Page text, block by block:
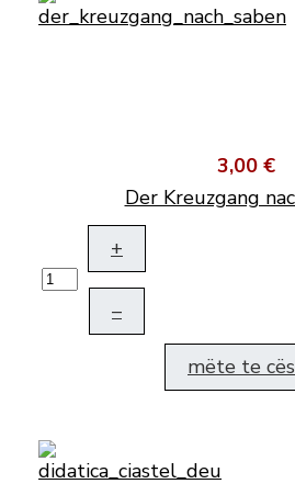
3,00 €
Der Kreuzgang
+
–
mëte te